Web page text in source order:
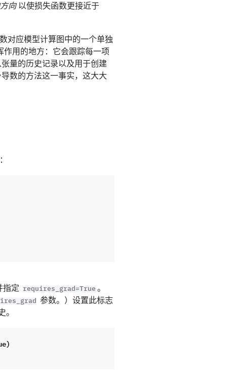
向以使损失函数更接近于
对应模型计算图中的一个单独
作用的地方：它会跟踪每一项
量的历史记录以及用于创建
数的方法这一事实，这大大
指定 requires_grad=True 。
参数。）设置此标志
)